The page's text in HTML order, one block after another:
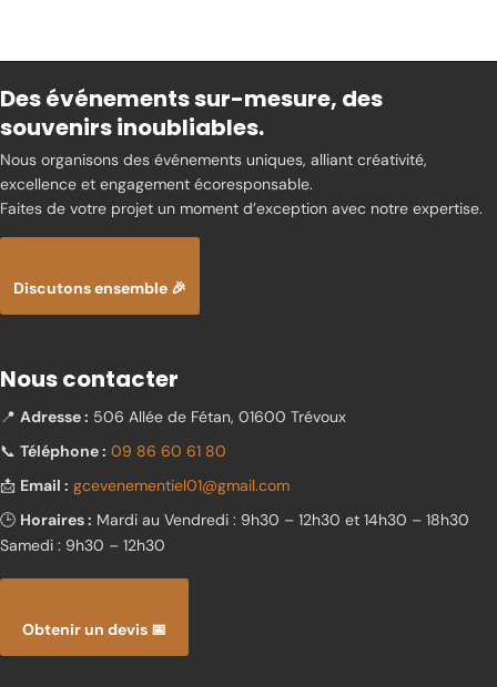
Des événements sur-mesure, des
souvenirs inoubliables.
Nous organisons des événements uniques, alliant créativité,
excellence et engagement écoresponsable.
Faites de votre projet un moment d’exception avec notre expertise.
Discutons ensemble 🎉
Nous contacter
📍 Adresse : 506 Allée de Fétan, 01600 Trévoux
📞 Téléphone : 09 86 60 61 80
📩 Email : gcevenementiel01@gmail.com
🕒 Horaires : Mardi au Vendredi : 9h30 – 12h30 et 14h30 – 18h30
Samedi : 9h30 – 12h30
Obtenir un devis 📅